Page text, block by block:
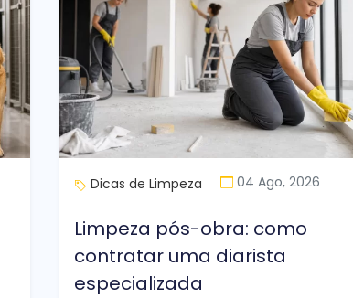
Dicas de Limpeza 04 Ago, 2026
Limpeza pós-obra: como
contratar uma diarista
especializada